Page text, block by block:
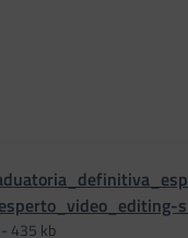
435 kb